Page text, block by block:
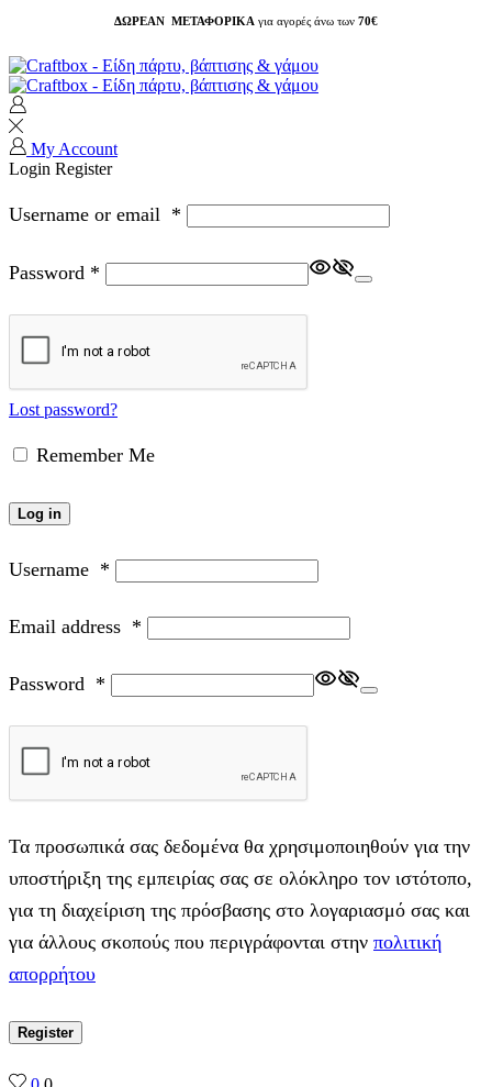
ΔΩΡΕΑΝ ΜΕΤΑΦΟΡΙΚΑ για αγορές άνω των 70€
My Account
Login Register
Username or email *
Password *
Lost password?
Remember Me
Log in
Username *
Email address *
Password *
Τα προσωπικά σας δεδομένα θα χρησιμοποιηθούν για την
υποστήριξη της εμπειρίας σας σε ολόκληρο τον ιστότοπο,
για τη διαχείριση της πρόσβασης στο λογαριασμό σας και
για άλλους σκοπούς που περιγράφονται στην πολιτική
απορρήτου
Register